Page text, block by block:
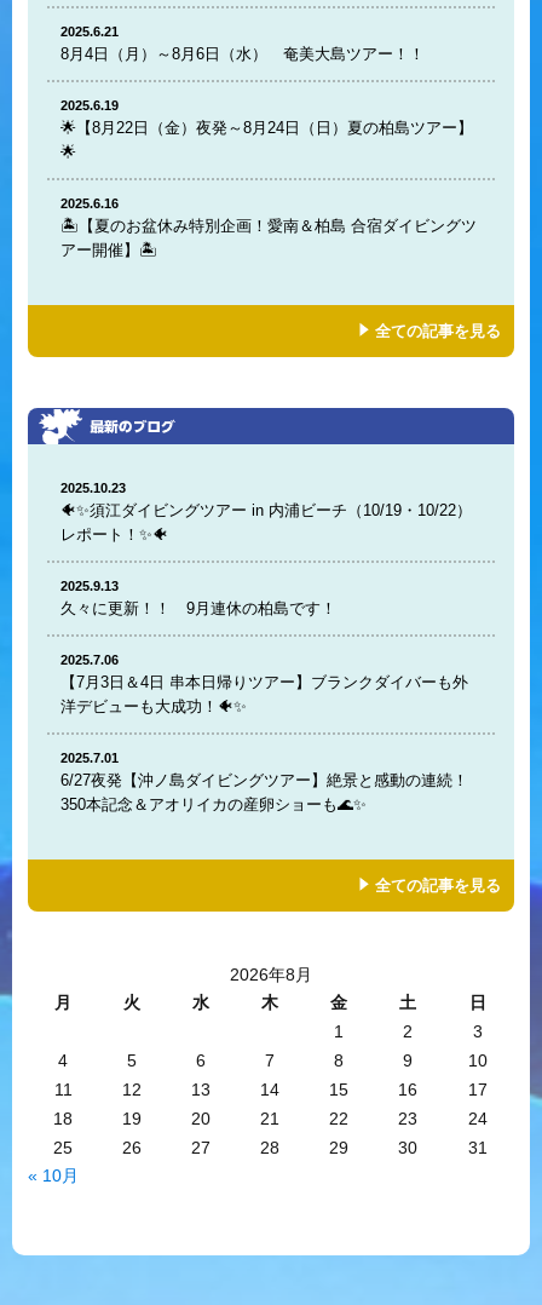
2025.6.21
8月4日（月）～8月6日（水） 奄美大島ツアー！！
2025.6.19
🌟【8月22日（金）夜発～8月24日（日）夏の柏島ツアー】
🌟
2025.6.16
🏝️【夏のお盆休み特別企画！愛南＆柏島 合宿ダイビングツ
アー開催】🏝️
全ての記事を見る
2025.10.23
🐠✨須江ダイビングツアー in 内浦ビーチ（10/19・10/22）
レポート！✨🐠
2025.9.13
久々に更新！！ 9月連休の柏島です！
2025.7.06
【7月3日＆4日 串本日帰りツアー】ブランクダイバーも外
洋デビューも大成功！🐠✨
2025.7.01
6/27夜発【沖ノ島ダイビングツアー】絶景と感動の連続！
350本記念＆アオリイカの産卵ショーも🌊✨
全ての記事を見る
2026年8月
月
火 水 木 金 土
日
1
2
3
4
5 6 7 8 9
10
11
12 13 14 15 16
17
18
19 20 21 22 23
24
25
26 27 28 29 30
31
« 10月